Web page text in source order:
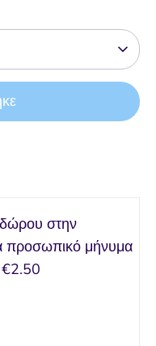
στην
προσωπικό μήνυμα
€2.50